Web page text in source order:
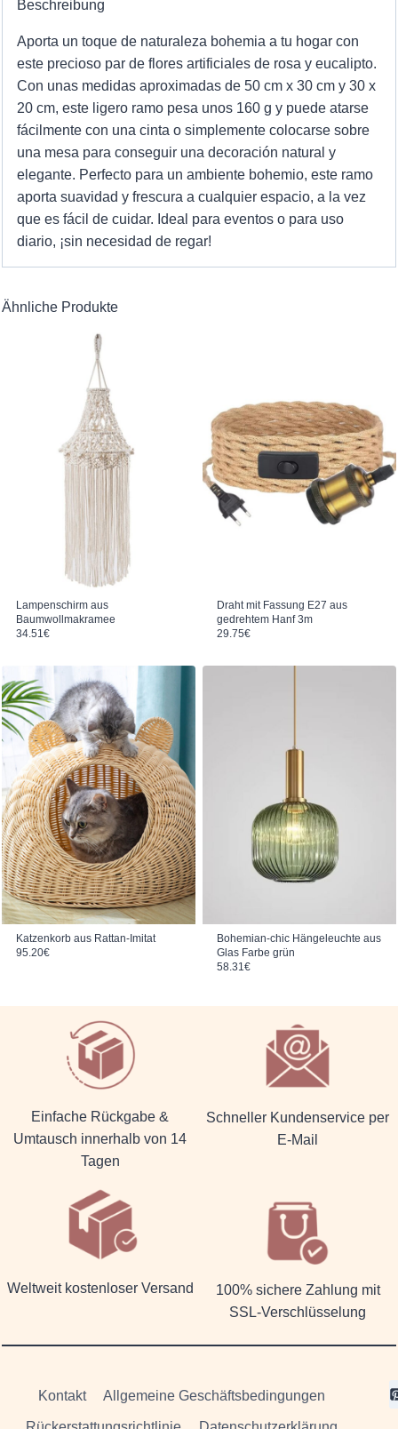
Beschreibung
Aporta un toque de naturaleza bohemia a tu hogar con
este precioso par de flores artificiales de rosa y eucalipto.
Con unas medidas aproximadas de 50 cm x 30 cm y 30 x
20 cm, este ligero ramo pesa unos 160 g y puede atarse
fácilmente con una cinta o simplemente colocarse sobre
una mesa para conseguir una decoración natural y
elegante. Perfecto para un ambiente bohemio, este ramo
aporta suavidad y frescura a cualquier espacio, a la vez
que es fácil de cuidar. Ideal para eventos o para uso
diario, ¡sin necesidad de regar!
Ähnliche Produkte
Lampenschirm aus
Baumwollmakramee
34.51€
Draht mit Fassung E27 aus
gedrehtem Hanf 3m
29.75€
Katzenkorb aus Rattan-Imitat
95.20€
Bohemian-chic Hängeleuchte aus
Glas Farbe grün
58.31€
Einfache Rückgabe &
Umtausch innerhalb von 14
Tagen
Schneller Kundenservice per
E-Mail
Weltweit kostenloser Versand
100% sichere Zahlung mit
SSL-Verschlüsselung
Kontakt Allgemeine Geschäftsbedingungen